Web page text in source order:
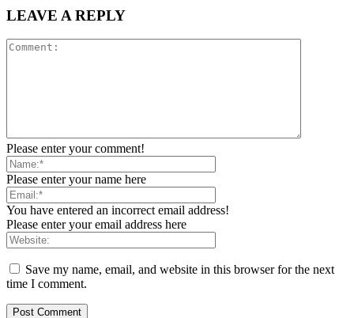
LEAVE A REPLY
Please enter your comment!
Please enter your name here
You have entered an incorrect email address!
Please enter your email address here
Save my name, email, and website in this browser for the next
time I comment.